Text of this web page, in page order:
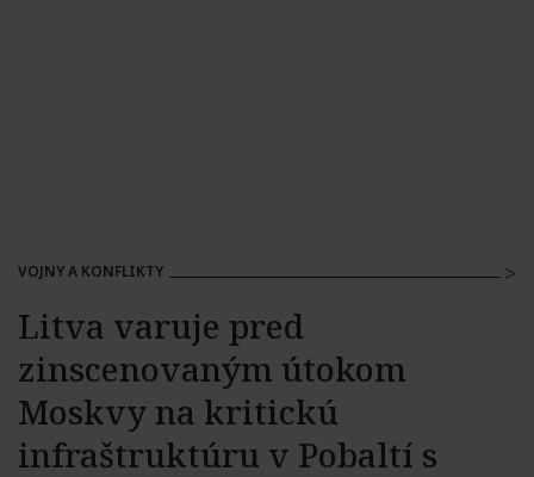
VOJNY A KONFLIKTY
Litva varuje pred
zinscenovaným útokom
Moskvy na kritickú
infraštruktúru v Pobaltí s